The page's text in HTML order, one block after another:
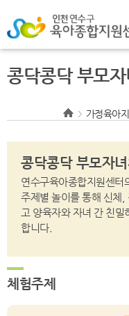
콩닥콩닥 부모
가정육아
콩닥콩닥 부모자
연수구육아종합지원센터
주제별 놀이를 통해 신체,
고 양육자와 자녀 간 친
합니다.
체험주제